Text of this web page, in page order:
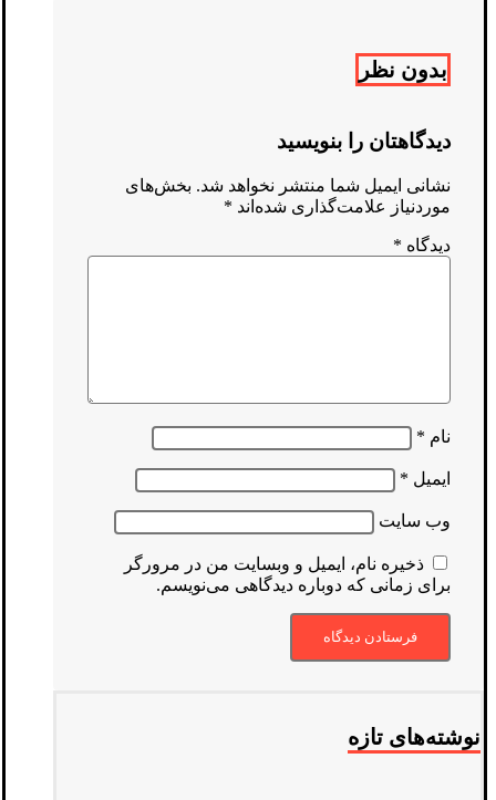
بدون نظر
دیدگاهتان را بنویسید
نشانی ایمیل شما منتشر نخواهد شد. بخش‌های
موردنیاز علامت‌گذاری شده‌اند *
دیدگاه *
نام *
ایمیل *
وب‌ سایت
ذخیره نام، ایمیل و وبسایت من در مرورگر
برای زمانی که دوباره دیدگاهی می‌نویسم.
نوشته‌های تازه